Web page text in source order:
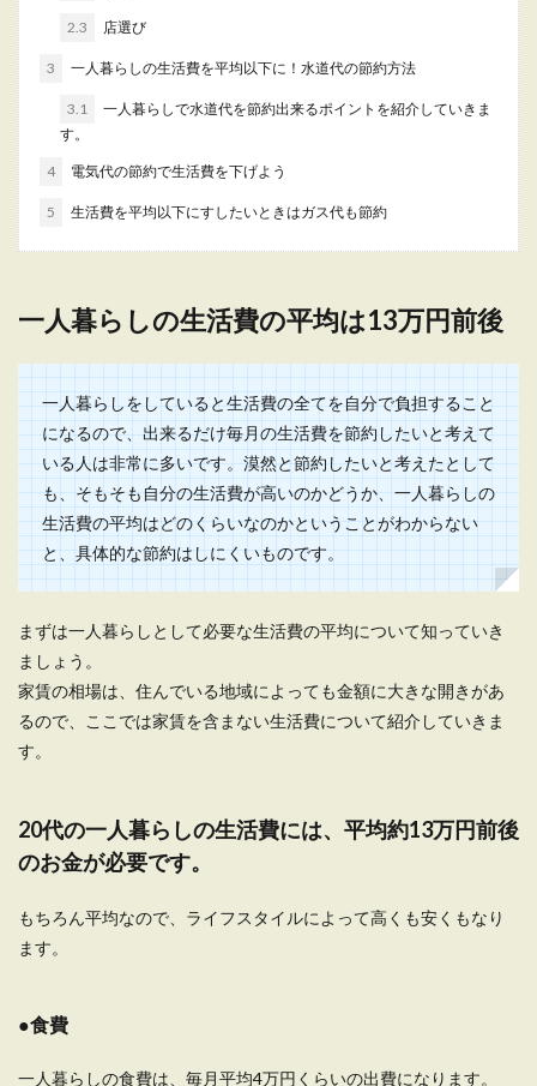
ね。 ...
旦那と話そう！家計管理方法
毎月の生活費を旦那からもらうお金の中でやりく
りしているという奥様もいるのではないでしょう
か。旦那がく...
1ヶ月の生活費は？実家暮らしの大学生
のお金事情、内訳を調査
大学進学を機に一人暮らしを始める大学生もいれ
て気にな...
一人暮らしで食費をできるだけ節約したいと考え
る人も多いです。 献立を考えるときでも節約でき
く生活できるのか不安になってしまうのではない
2.3 店選び
3 一人暮らしの生活費を平均以下に！水道代の節約方法
3.1
一人暮らしで水道代を節約出来るポイントを紹介していきま
す。
4 電気代の節約で生活費を下げよう
5 生活費を平均以下にすしたいときはガス代も節約
一人暮らしの生活費の平均は13万円前後
一人暮らしをしていると生活費の全てを自分で負担すること
になるので、出来るだけ毎月の生活費を節約したいと考えて
いる人は非常に多いです。漠然と節約したいと考えたとして
も、そもそも自分の生活費が高いのかどうか、一人暮らしの
生活費の平均はどのくらいなのかということがわからない
と、具体的な節約はしにくいものです。
まずは一人暮らしとして必要な生活費の平均について知っていき
ましょう。
家賃の相場は、住んでいる地域によっても金額に大きな開きがあ
るので、ここでは家賃を含まない生活費について紹介していきま
す。
20代の一人暮らしの生活費には、平均約13万円前後
のお金が必要です。
もちろん平均なので、ライフスタイルによって高くも安くもなり
ます。
●食費
一人暮らしの食費は、毎月平均4万円くらいの出費になります。